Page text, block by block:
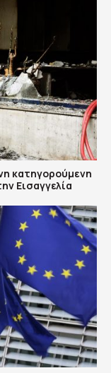
κατηγορούμενη
Εισαγγελία